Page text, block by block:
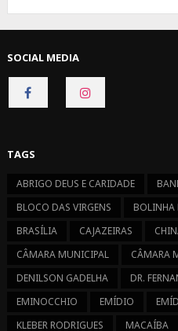
SOCIAL MEDIA
CONNECT
ON
TAGS
ABRIGO DEUS E CARIDADE
BLOCO DAS VIRGENS
BOLINHA
BRASÍLIA
CAJAZEIRAS
CÂMARA MUNICIPAL
CÂMARA
DENILSON GADELHA
DR.
EMINOCCHIO
EMÍDIO
KLEBER RODRIGUES
MACAÍBA